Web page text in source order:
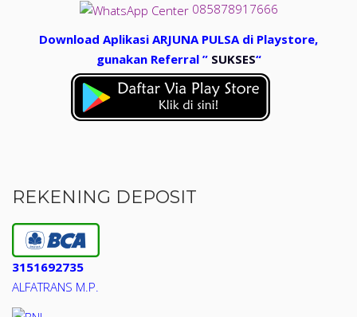
085878917666
Download Aplikasi ARJUNA PULSA di Playstore,
gunakan Referral ” SUKSES“
REKENING DEPOSIT
3151692735
ALFATRANS M.P.